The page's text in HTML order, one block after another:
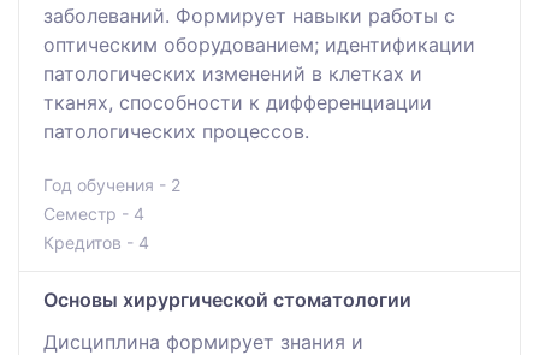
заболеваний. Формирует навыки работы с
оптическим оборудованием; идентификации
патологических изменений в клетках и
тканях, способности к дифференциации
патологических процессов.
Год обучения - 2
Семестр - 4
Кредитов - 4
Основы хирургической стоматологии
Дисциплина формирует знания и